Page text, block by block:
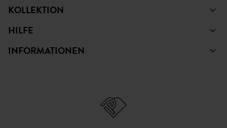
KOLLEKTION
HILFE
INFORMATIONEN